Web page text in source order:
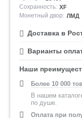
Сохранность: XF
Монетный двор: ЛМД
Доставка в
Варианты
Наши
Более 10 000
В нашем
по душе.
Оплата при